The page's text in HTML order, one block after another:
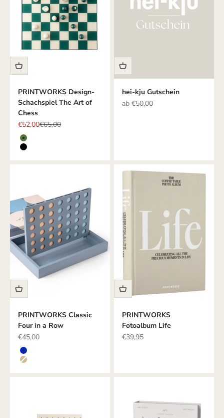
PRINTWORKS Design-
Schachspiel The Art of
Chess
Angebot
€52,00Regulärer Preis
€65,00
Farbe
Grün
Schwarz
hei-kju Gutschein
Angebot
ab €50,00
PRINTWORKS Classic
Four in a Row
Angebot
€45,00
Farbe
BLAU
BEIGE
PRINTWORKS
Fotoalbum Life
Angebot
€39,95